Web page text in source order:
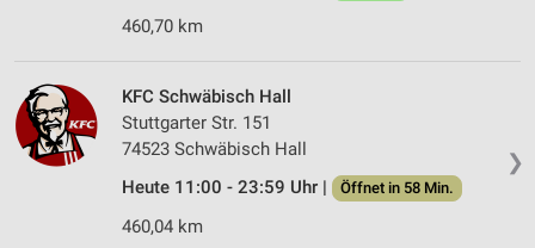
460,70 km
❯
KFC Schwäbisch Hall
Stuttgarter Str. 151
74523 Schwäbisch Hall
Heute 11:00 - 23:59 Uhr |
Öffnet in 58 Min.
460,04 km